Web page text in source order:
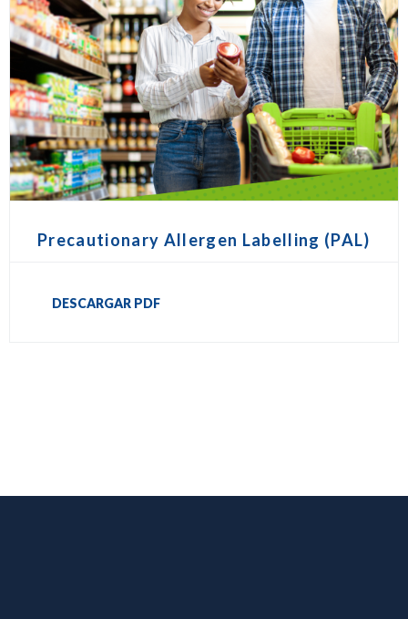
Precautionary Allergen Labelling (PAL)
DESCARGAR PDF